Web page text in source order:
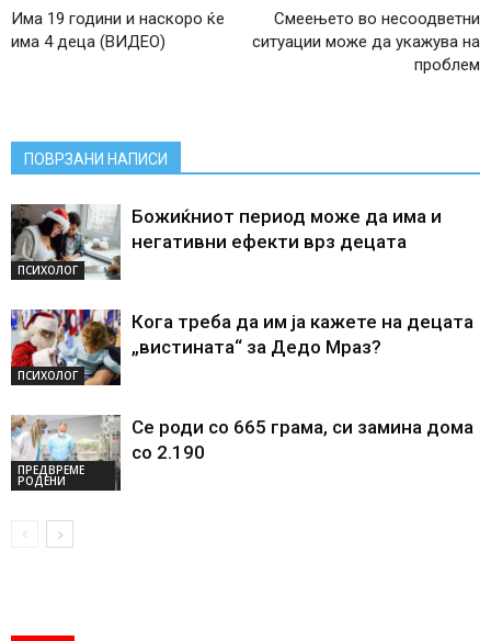
Има 19 години и наскоро ќе
има 4 деца (ВИДЕО)
Смеењето во несоодветни
ситуации може да укажува на
проблем
ПОВРЗАНИ НАПИСИ
ПСИХОЛОГ
Божиќниот период може да има и
негативни ефекти врз децата
ПСИХОЛОГ
Кога треба да им ја кажете на децата
„вистината“ за Дедо Мраз?
ПРЕДВРЕМЕ
РОДЕНИ
Се роди со 665 грама, си замина дома
со 2.190